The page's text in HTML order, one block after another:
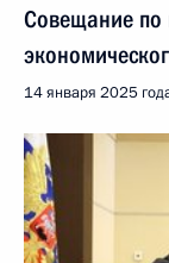
Совещание по
14 января 2025